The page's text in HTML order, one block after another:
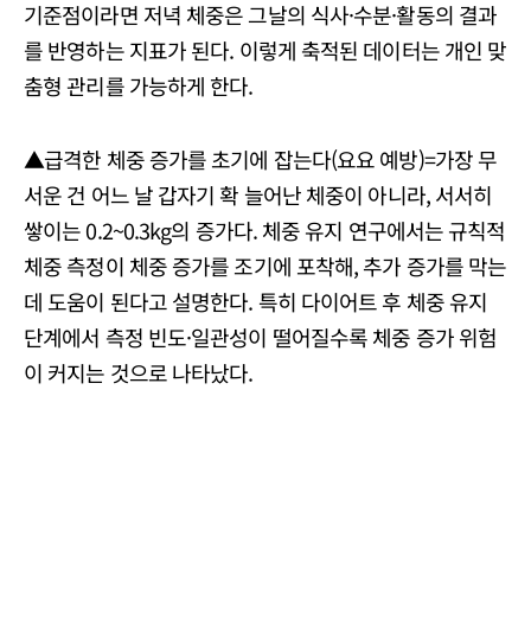
기준점이라면 저녁 체중은 그날의 식사·수분·활동의 결과
를 반영하는 지표가 된다. 이렇게 축적된 데이터는 개인 맞
춤형 관리를 가능하게 한다.
▲급격한 체중 증가를 초기에 잡는다(요요 예방)=가장 무
서운 건 어느 날 갑자기 확 늘어난 체중이 아니라, 서서히
쌓이는 0.2~0.3kg의 증가다. 체중 유지 연구에서는 규칙적
체중 측정이 체중 증가를 조기에 포착해, 추가 증가를 막는
데 도움이 된다고 설명한다. 특히 다이어트 후 체중 유지
단계에서 측정 빈도·일관성이 떨어질수록 체중 증가 위험
이 커지는 것으로 나타났다.